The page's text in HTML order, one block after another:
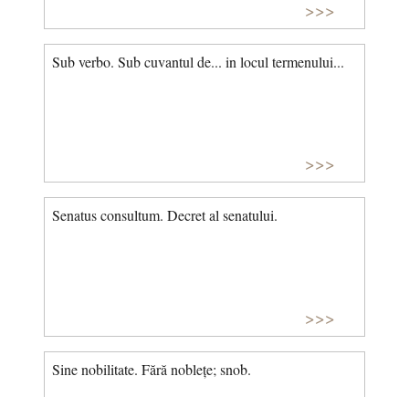
>>>
Sub verbo. Sub cuvantul de... in locul termenului...
>>>
Senatus consultum. Decret al senatului.
>>>
Sine nobilitate. Fără noblețe; snob.